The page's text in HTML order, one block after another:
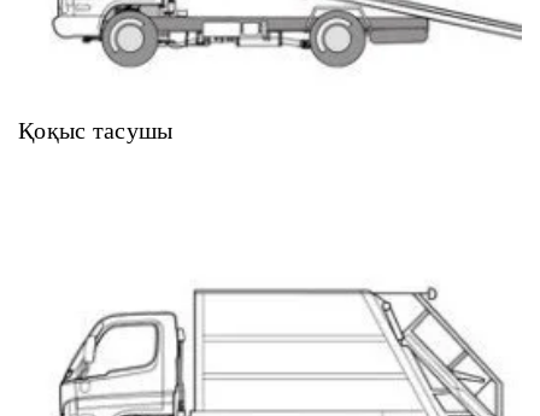
Қоқыс тасушы